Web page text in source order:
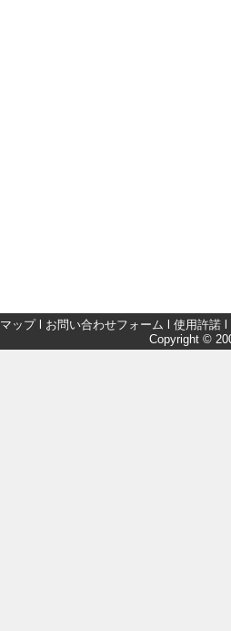
ップl お問い合わせフォーム 使用許諾
Copyright ©